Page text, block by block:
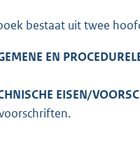
bestaat uit twee
EN
EISEN/